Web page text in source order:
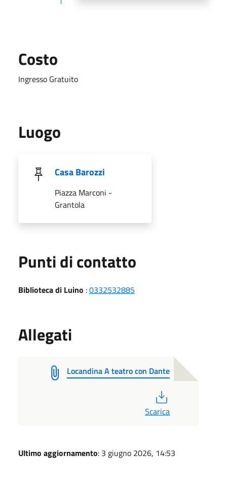
Costo
Ingresso Gratuito
Luogo
Casa Barozzi
Piazza Marconi -
Grantola
Punti di contatto
Biblioteca di Luino :0332532885
Allegati
Locandina A teatro con Dante
Scarica
Ultimo aggiornamento: 3 giugno 2026, 14:53